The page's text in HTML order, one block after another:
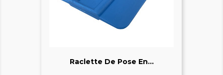
Raclette De Pose En...